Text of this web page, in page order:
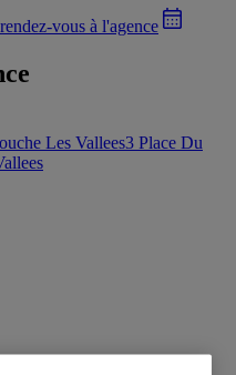
vous à l'agence
Les Vallees3 Place Du